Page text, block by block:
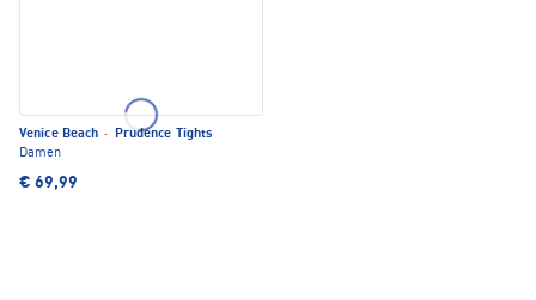
Venice Beach ·
Prudence Tights
Damen
€ 69,99